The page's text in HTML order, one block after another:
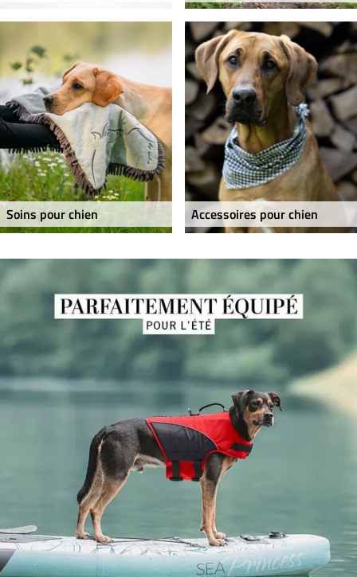
Soins pour chien Accessoires pour chien